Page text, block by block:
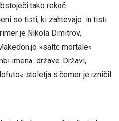
tako rekoč
so tisti, ki zahtevajo in tisti
je Nikola Dimitrov,
»salto mortale«
imena države. Državi,
stoletja s čemer je izničil